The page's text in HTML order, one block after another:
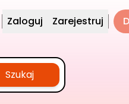
Zaloguj Zarejestruj
Szukaj